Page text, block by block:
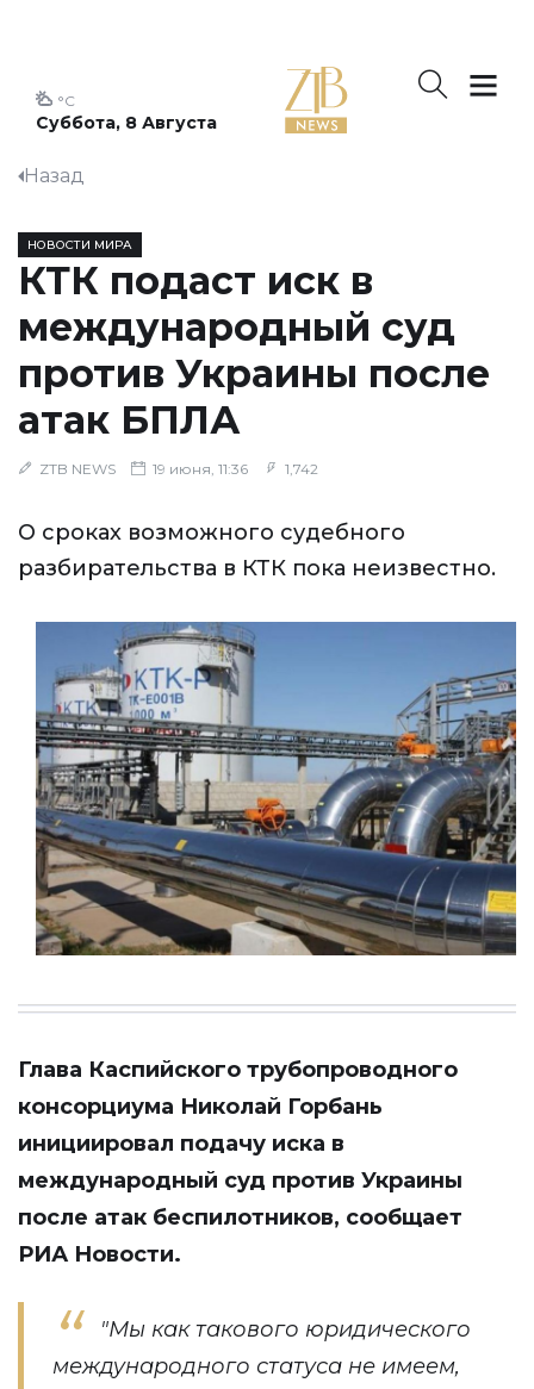
Суббота, 8 Августа
°C
Назад
НОВОСТИ МИРА
КТК подаст иск в
международный суд
против Украины после
атак БПЛА
ZTB NEWS 19 июня, 11:36 1,742
О сроках возможного судебного
разбирательства в КТК пока неизвестно.
Глава Каспийского трубопроводного
консорциума Николай Горбань
инициировал подачу иска в
международный суд против Украины
после атак беспилотников, сообщает
РИА Новости.
"Мы как такового юридического
международного статуса не имеем,